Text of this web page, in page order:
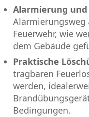
Alarmierung und
Feuerwehr, wie
dem Gebäude
Praktische
tragbaren
werden,
Bedingungen.